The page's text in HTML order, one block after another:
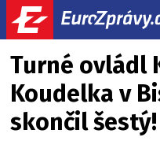
Turné ovládl
Koudelka v
skončil šestý!